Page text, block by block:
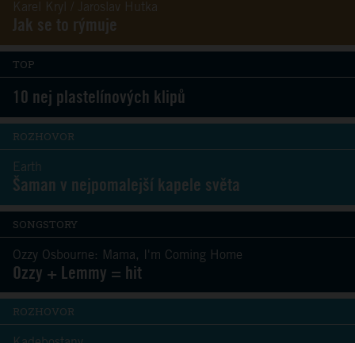
Karel Kryl / Jaroslav Hutka
Jak se to rýmuje
TOP
10 nej plastelínových klipů
ROZHOVOR
Earth
Šaman v nejpomalejší kapele světa
SONGSTORY
Ozzy Osbourne: Mama, I'm Coming Home
Ozzy + Lemmy = hit
ROZHOVOR